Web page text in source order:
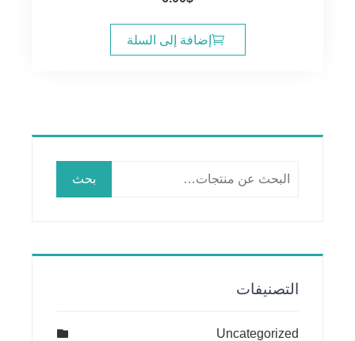
إضافة إلى السلة
بحث
التصنيفات
Uncategorized